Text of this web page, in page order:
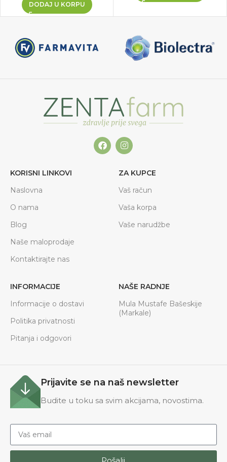
DODAJ U KORPU
KORISNI LINKOVI
Naslovna
O nama
Blog
Naše maloprodaje
Kontaktirajte nas
ZA KUPCE
Vaš račun
Vaša korpa
Vaše narudžbe
INFORMACIJE
Informacije o dostavi
Politika privatnosti
Pitanja i odgovori
NAŠE RADNJE
Mula Mustafe Bašeskije
(Markale)
Prijavite se na naš newsletter
Budite u toku sa svim akcijama, novostima.